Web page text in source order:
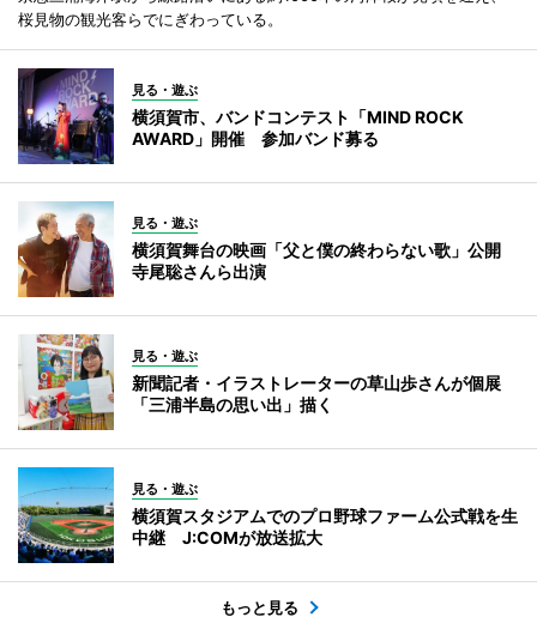
桜見物の観光客らでにぎわっている。
見る・遊ぶ
横須賀市、バンドコンテスト「MIND ROCK
AWARD」開催 参加バンド募る
見る・遊ぶ
横須賀舞台の映画「父と僕の終わらない歌」公開
寺尾聡さんら出演
見る・遊ぶ
新聞記者・イラストレーターの草山歩さんが個展
「三浦半島の思い出」描く
見る・遊ぶ
横須賀スタジアムでのプロ野球ファーム公式戦を生
中継 J:COMが放送拡大
もっと見る